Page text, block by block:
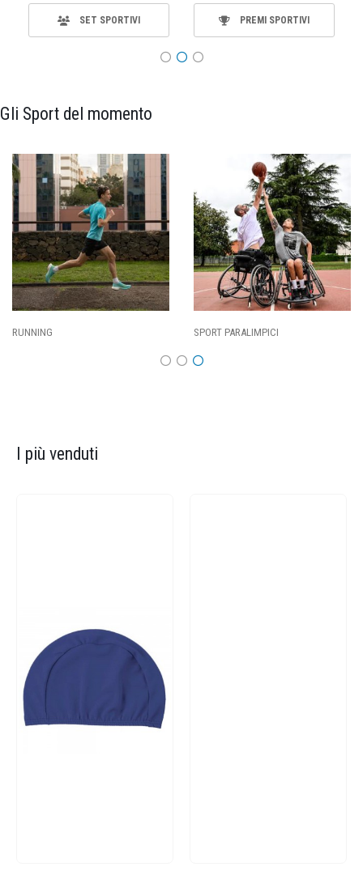
SET SPORTIVI PREMI SPORTIVI
Gli Sport del momento
SPORT PARALIMPICI
I più venduti